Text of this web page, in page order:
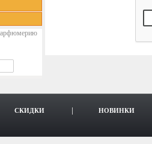
СКИДКИ
НОВИНКИ